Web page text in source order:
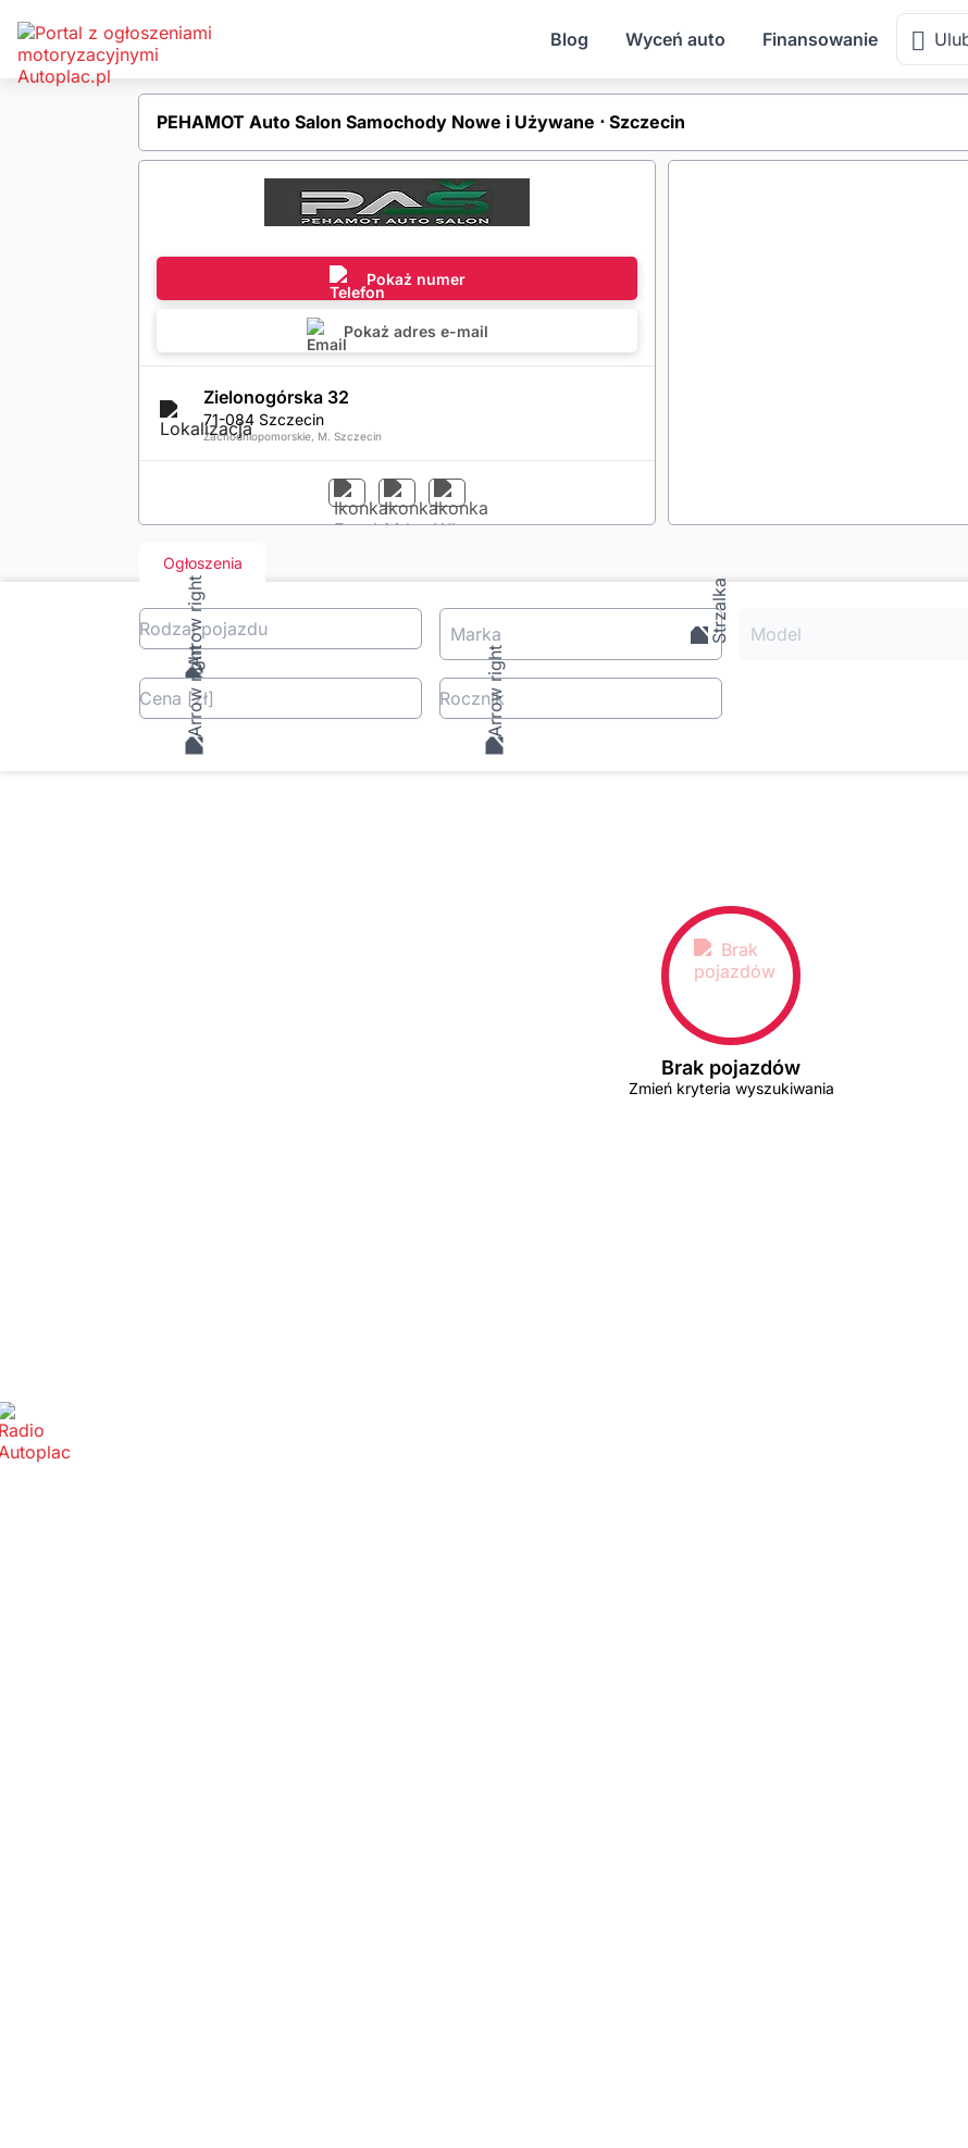
Blog Wyceń auto Finansowanie
PEHAMOT Auto Salon Samochody Nowe i Używane ⋅ Szczecin
Pokaż numer
Pokaż adres e-mail
Zielonogórska 32
71-084 Szczecin
Zachodniopomorskie, M. Szczecin
Ogłoszenia
Rodzaj pojazdu Marka Model
Cena [zł] Rocznik
Brak pojazdów
Zmień kryteria wyszukiwania